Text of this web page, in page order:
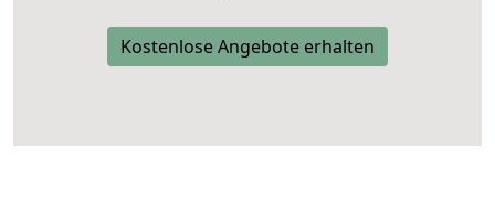
Kostenlose Angebote erhalten